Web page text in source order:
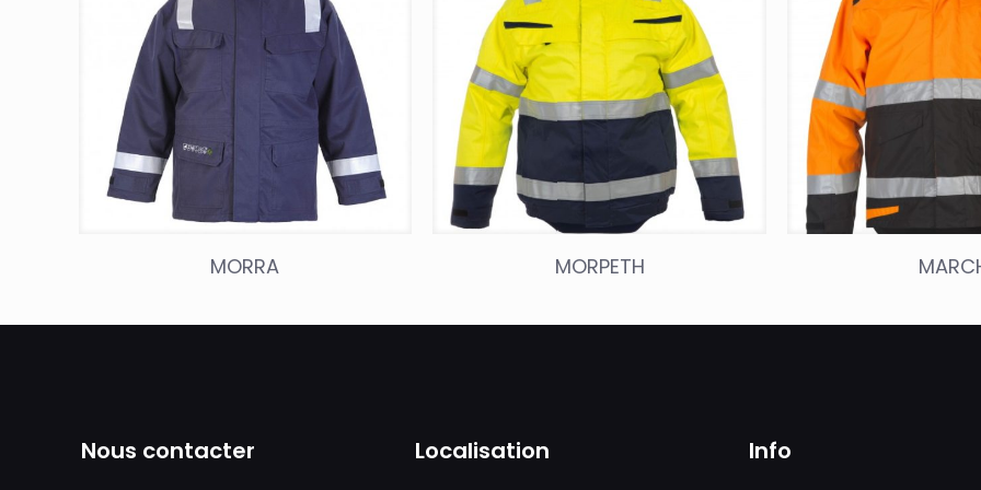
MORRA MORPETH
Nous contacter Localisation Info